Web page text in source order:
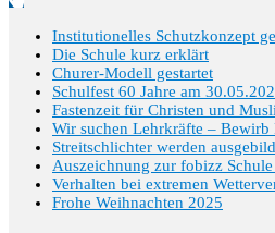
Institutionelles Schutzkonzept
Die Schule kurz erklärt
Churer-Modell gestartet
Schulfest 60 Jahre am
Fastenzeit für Christen und
Wir suchen Lehrkräfte – Bewirb
Streitschlichter werden
Auszeichnung zur fobizz
Verhalten bei extremen
Frohe Weihnachten 2025